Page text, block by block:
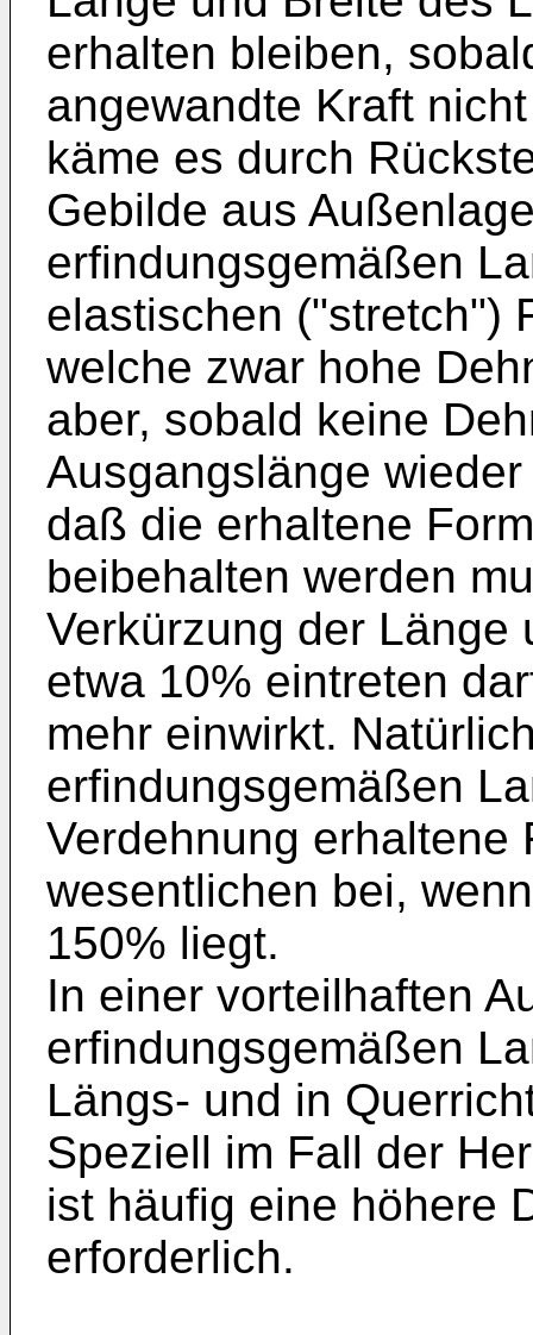
erhalten bleiben,
angewandte Kraft
käme es durch
Gebilde aus
erfindungsgemäßen
elastischen ("stretch")
welche zwar hohe
aber, sobald keine
Ausgangslänge
daß die erhaltene
beibehalten werden
Verkürzung der Länge
etwa 10% eintreten
mehr einwirkt.
erfindungsgemäßen
Verdehnung erhaltene
wesentlichen bei,
150% liegt.
In einer vorteilhaften
erfindungsgemäßen
Längs- und in
Speziell im Fall der
ist häufig eine höhere
erforderlich.